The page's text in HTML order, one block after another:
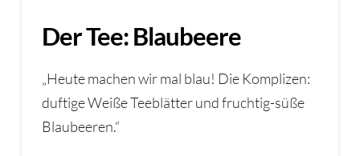
Der Tee: Blaubeere
„Heute machen wir mal blau! Die Komplizen:
duftige Weiße Teeblätter und fruchtig-süße
Blaubeeren.“